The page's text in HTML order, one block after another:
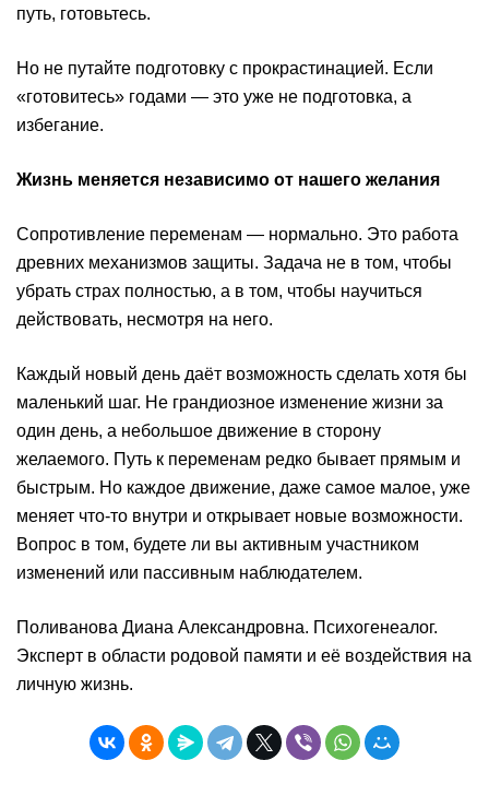
путь, готовьтесь.
Но не путайте подготовку с прокрастинацией. Если
«готовитесь» годами — это уже не подготовка, а
избегание.
Жизнь меняется независимо от нашего желания
Сопротивление переменам — нормально. Это работа
древних механизмов защиты. Задача не в том, чтобы
убрать страх полностью, а в том, чтобы научиться
действовать, несмотря на него.
Каждый новый день даёт возможность сделать хотя бы
маленький шаг. Не грандиозное изменение жизни за
один день, а небольшое движение в сторону
желаемого. Путь к переменам редко бывает прямым и
быстрым. Но каждое движение, даже самое малое, уже
меняет что-то внутри и открывает новые возможности.
Вопрос в том, будете ли вы активным участником
изменений или пассивным наблюдателем.
Поливанова Диана Александровна. Психогенеалог.
Эксперт в области родовой памяти и её воздействия на
личную жизнь.